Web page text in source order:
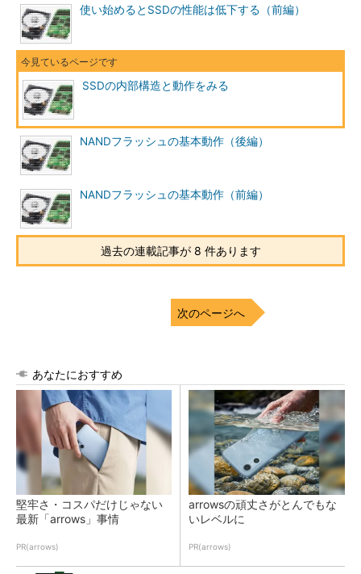
使い始めるとSSDの性能は低下する（前編）
SSDの内部構造と動作をみる
NANDフラッシュの基本動作（後編）
NANDフラッシュの基本動作（前編）
過去の連載記事が 8 件あります
次のページへ
あなたにおすすめ
堅牢さ・コスパだけじゃない
最新「arrows」事情
PR(arrows)
arrowsの頑丈さがとんでもな
いレベルに
PR(arrows)